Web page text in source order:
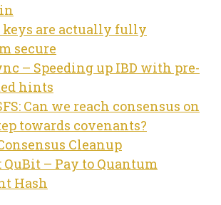
keys are actually fully
secure
– Speeding up IBD with pre-
hints
Can we reach consensus on
towards covenants?
Cleanup
QuBit – Pay to Quantum
Hash